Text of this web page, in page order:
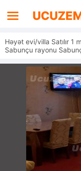
Həyət evi/villa Satılır 1
Sabunçu rayonu